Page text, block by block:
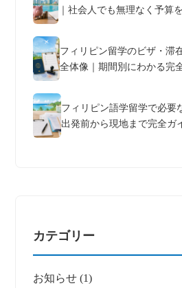
｜社会人でも無理なく予算
フィリピン留学のビザ・滞
全体像｜期間別にわかる完
フィリピン語学留学で必要
出発前から現地まで完全ガ
カテゴリー
お知らせ (1)